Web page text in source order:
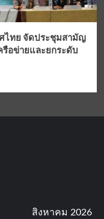
ไทย จัดประชุมสามัญ
รือข่ายและยกระดับ
สิงหาคม 2026